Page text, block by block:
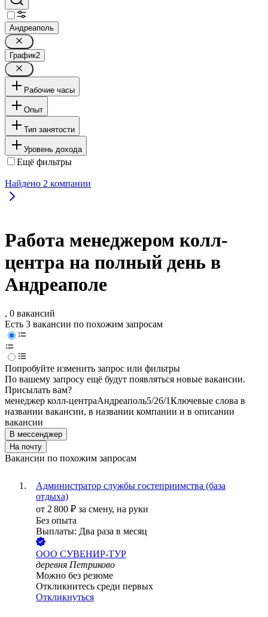
Андреаполь
График2
Рабочие часы
Опыт
Тип занятости
Уровень дохода
Ещё фильтры
Найдено 2 компании
Работа менеджером колл-
центра на полный день в
Андреаполе
, 0 вакансий
Есть 3 вакансии по похожим запросам
Попробуйте изменить запрос или фильтры
По вашему запросу ещё будут появляться новые вакансии.
Присылать вам?
менеджер колл-центраАндреаполь5/26/1Ключевые слова в
названии вакансии, в названии компании и в описании
вакансии
В мессенджер
На почту
Вакансии по похожим запросам
Администратор службы гостеприимства (база
отдыха)
от 2 800 ₽ за смену, на руки
Без опыта
Выплаты: Два раза в месяц
ООО СУВЕНИР-ТУР
деревня Петриково
Можно без резюме
Откликнитесь среди первых
Откликнуться